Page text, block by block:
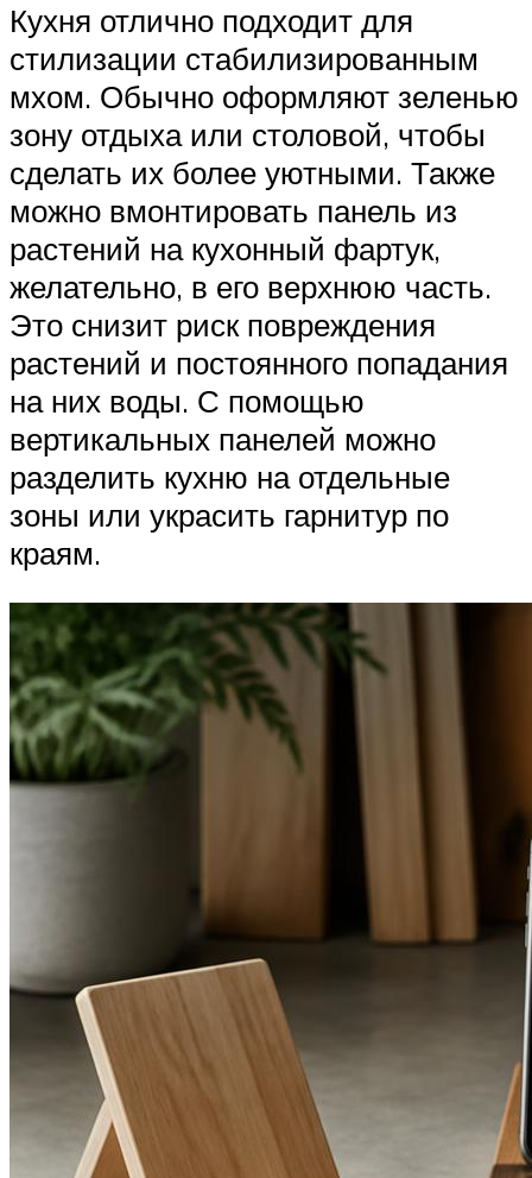
Кухня отлично подходит для
стилизации стабилизированным
мхом. Обычно оформляют зеленью
зону отдыха или столовой, чтобы
сделать их более уютными. Также
можно вмонтировать панель из
растений на кухонный фартук,
желательно, в его верхнюю часть.
Это снизит риск повреждения
растений и постоянного попадания
на них воды. С помощью
вертикальных панелей можно
разделить кухню на отдельные
зоны или украсить гарнитур по
краям.